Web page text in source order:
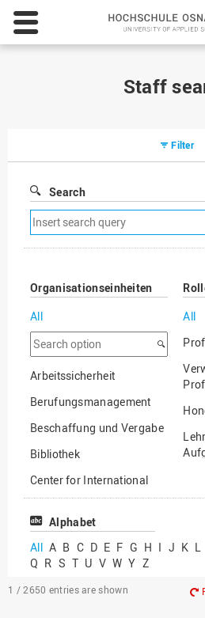
Staff
Filter
Search
Remove
search
filter
Organisationseinheiten
All
Search
option
Arbeitssicherheit
Berufungsmanagement
Beschaffung und Vergabe
Bibliothek
Center for International
Mobility
Center for International
Chancengerechtigkeit
eLearning Competence
All
Alphabet
All A B C D E F G H I J K L
Q R S T U V W Y Z
1 / 2650 entries are shown